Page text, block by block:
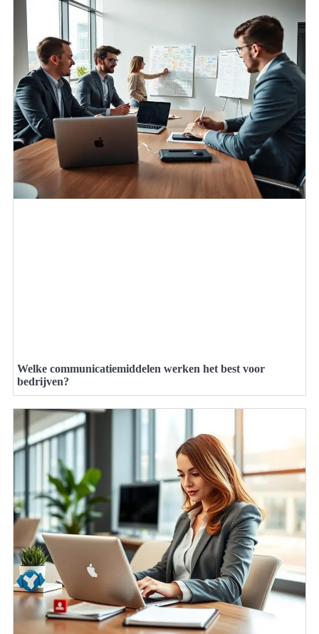
Welke communicatiemiddelen werken het best voor
bedrijven?